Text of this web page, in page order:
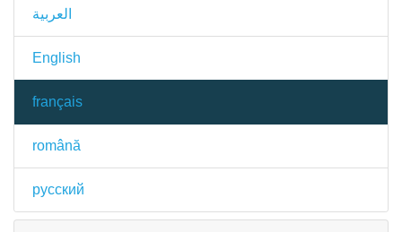
العربية
English
français
română
русский